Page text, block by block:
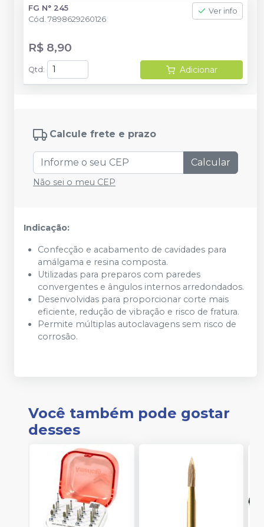
FG N° 245
Cód. 7898629260126
Ver info
R$ 8,90
Qtd : Adicionar
Calcule frete e prazo
Calcular
Não sei o meu CEP
Indicação:
Confecção e acabamento de cavidades para
amálgama e resina composta.
Utilizadas para preparos com paredes
convergentes e ângulos internos arredondados.
Desenvolvidas para proporcionar corte mais
eficiente, redução de vibração e risco de fratura.
Permite múltiplas autoclavagens sem risco de
corrosão.
Você também pode gostar
desses